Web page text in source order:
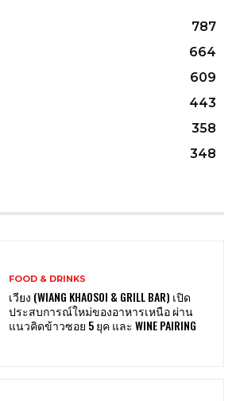
787
664
609
443
358
348
FOOD & DRINKS
เวียง (WIANG KHAOSOI & GRILL BAR) เปิด
ประสบการณ์ใหม่ของอาหารเหนือ ผ่าน
แนวคิดข้าวซอย 5 ยุค และ WINE PAIRING